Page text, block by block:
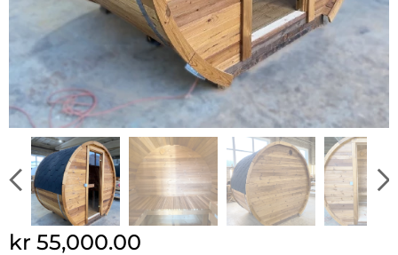
kr 55,000.00